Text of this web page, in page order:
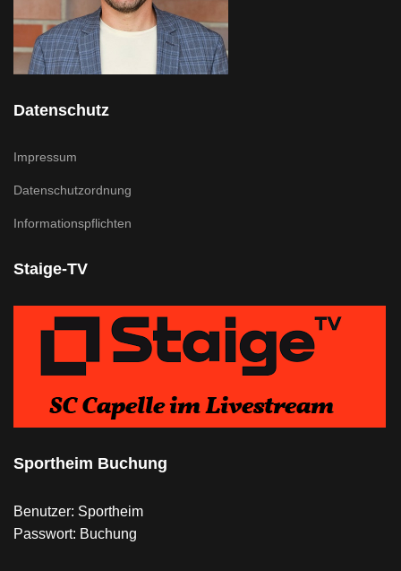
Datenschutz
Impressum
Datenschutzordnung
Informationspflichten
Staige-TV
Sportheim Buchung
Benutzer: Sportheim
Passwort: Buchung